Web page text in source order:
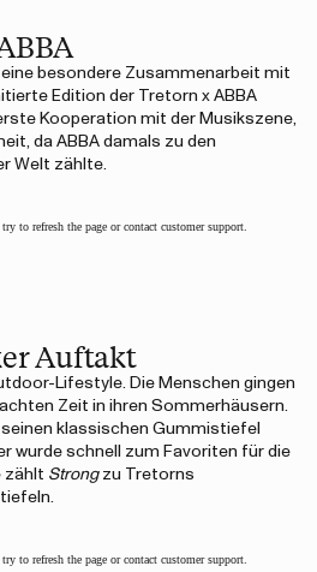
besondere Zusammenarbeit mit
Edition der Tretorn x ABBA
Kooperation mit der Musikszene,
da ABBA damals zu den
Welt zählte.
to refresh the page or contact customer support.
Auftakt
Lifestyle. Die Menschen gingen
Zeit in ihren Sommerhäusern.
klassischen Gummistiefel
wurde schnell zum Favoriten für die
zählt Strongzu Tretorns
to refresh the page or contact customer support.